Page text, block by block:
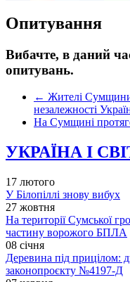
Опитування
Вибачте, в даний
опитувань.
← Жителі
незалежності
На Сумщині
УКРАЇНА І
17 лютого
У Білопіллі знову вибух
27 жовтня
На території Сумської
частину ворожого БПЛА
08 січня
Деревина під прицілом:
законопроєкту №4197-Д